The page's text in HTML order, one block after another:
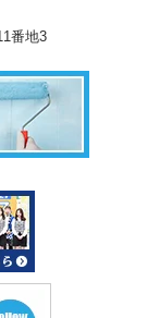
番地3